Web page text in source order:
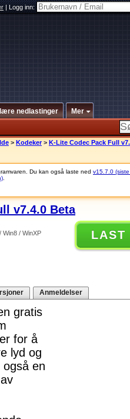
|Logg inn:
nedlastinger Mer
> Kodeker > K-Lite Codec Pack Full
Du kan også laste ned v15.7.0
v7.4.0 Beta
Win8 / WinXP LAST
Anmeldelser
gratis
for å
lyd og
en